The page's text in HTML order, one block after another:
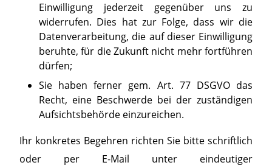
Einwilligung jederzeit gegenüber uns zu
widerrufen. Dies hat zur Folge, dass wir die
Datenverarbeitung, die auf dieser Einwilligung
beruhte, für die Zukunft nicht mehr fortführen
dürfen;
Sie haben ferner gem. Art. 77 DSGVO das
Recht, eine Beschwerde bei der zuständigen
Aufsichtsbehörde einzureichen.
Ihr konkretes Begehren richten Sie bitte schriftlich
oder per E-Mail unter eindeutiger